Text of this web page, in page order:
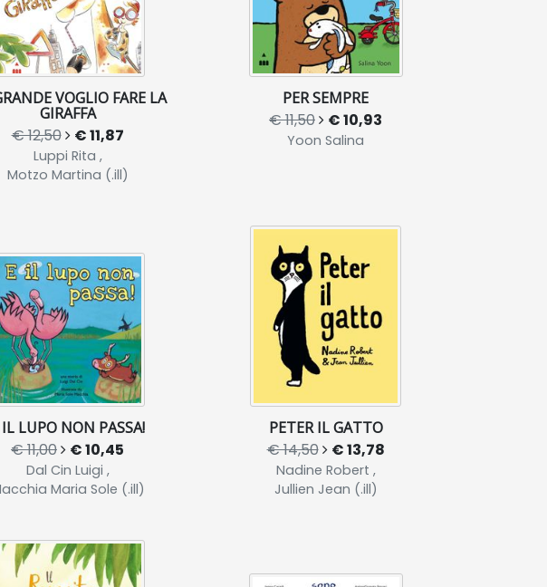
VOGLIO FARE LA
GIRAFFA
€ 12,50 € 11,87
Luppi Rita ,
Motzo Martina (.ill)
PER SEMPRE
€ 11,50 € 10,93
Yoon Salina
IL LUPO NON PASSA!
€ 11,00 € 10,45
Dal Cin Luigi ,
Maria Sole (.ill)
PETER IL GATTO
€ 14,50 € 13,78
Nadine Robert ,
Jullien Jean (.ill)